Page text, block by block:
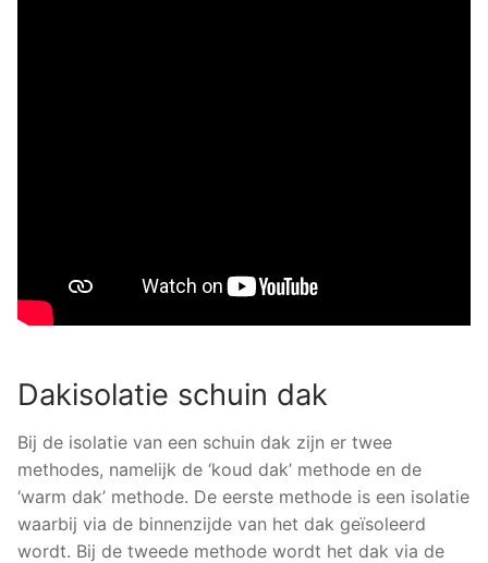
Dakisolatie schuin dak
Bij de isolatie van een schuin dak zijn er twee
methodes, namelijk de ‘koud dak’ methode en de
‘warm dak’ methode. De eerste methode is een isolatie
waarbij via de binnenzijde van het dak geïsoleerd
wordt. Bij de tweede methode wordt het dak via de